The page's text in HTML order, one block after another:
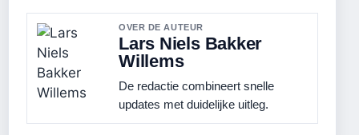
OVER DE AUTEUR
Lars Niels Bakker
Willems
De redactie combineert snelle
updates met duidelijke uitleg.